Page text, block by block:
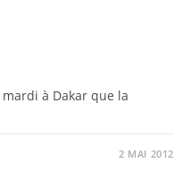
mardi à Dakar que la
2 MAI 2012